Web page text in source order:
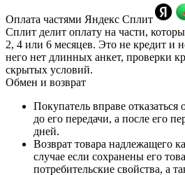
Оплата частями Яндекс Сплит
Сплит делит оплату на части,
2, 4 или 6 месяцев. Это не кредит и
него нет длинных анкет, проверки
скрытых условий.
Обмен и возврат
Покупатель вправе
до его передачи, а после его
дней.
Возврат товара надлежащего
случае если сохранены его
потребительские свойства, а